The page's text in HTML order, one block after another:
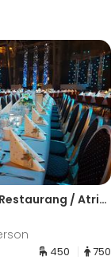
Glasklart Event & Restaurang / Atrium
450 750